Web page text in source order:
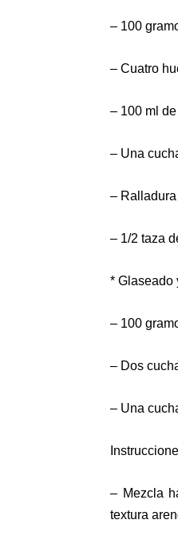
– 100
– Cuatro
– 100 ml
– Una
–
– 1/2 taza
* Glaseado
– 100
– Dos
– Una
– Mezcla
textura